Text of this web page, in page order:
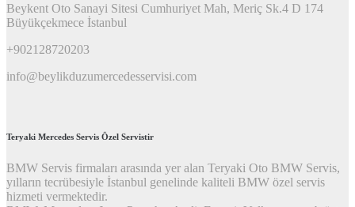
Beykent Oto Sanayi Sitesi Cumhuriyet Mah, Meriç Sk.4 D 174
Büyükçekmece İstanbul
+902128720203
info@beylikduzumercedesservisi.com
Teryaki Mercedes Servis Özel Servistir
BMW Servis firmaları arasında yer alan Teryaki Oto BMW Servis,
yılların tecrübesiyle İstanbul genelinde kaliteli BMW özel servis
hizmeti vermektedir.